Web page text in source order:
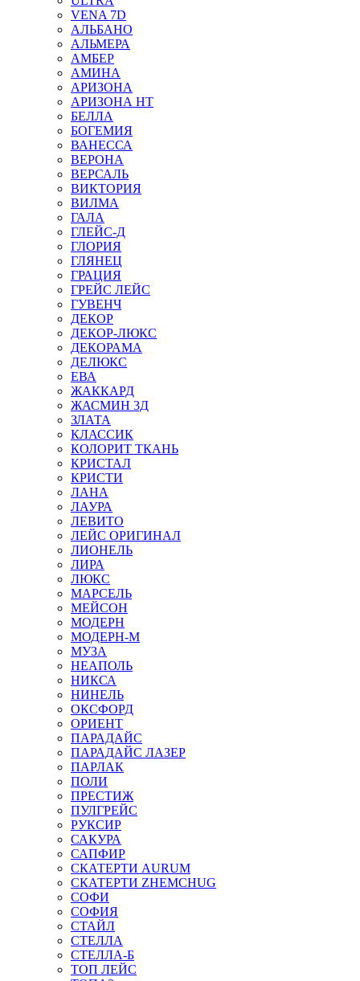
VENA 7D
АЛЬБАНО
АЛЬМЕРА
АМБЕР
АМИНА
АРИЗОНА
АРИЗОНА НТ
БЕЛЛА
БОГЕМИЯ
ВАНЕССА
ВЕРОНА
ВЕРСАЛЬ
ВИКТОРИЯ
ВИЛМА
ГАЛА
ГЛЕЙС-Д
ГЛОРИЯ
ГЛЯНЕЦ
ГРАЦИЯ
ГРЕЙС ЛЕЙС
ГУВЕНЧ
ДЕКОР
ДЕКОР-ЛЮКС
ДЕКОРАМА
ДЕЛЮКС
ЕВА
ЖАККАРД
ЖАСМИН 3Д
ЗЛАТА
КЛАССИК
КОЛОРИТ ТКАНЬ
КРИСТАЛ
КРИСТИ
ЛАНА
ЛАУРА
ЛЕВИТО
ЛЕЙС ОРИГИНАЛ
ЛИОНЕЛЬ
ЛИРА
ЛЮКС
МАРСЕЛЬ
МЕЙСОН
МОДЕРН
МОДЕРН-М
МУЗА
НЕАПОЛЬ
НИКСА
НИНЕЛЬ
ОКСФОРД
ОРИЕНТ
ПАРАДАЙС
ПАРАДАЙС ЛАЗЕР
ПАРЛАК
ПОЛИ
ПРЕСТИЖ
ПУЛГРЕЙС
РУКСИР
САКУРА
САПФИР
СКАТЕРТИ AURUM
СКАТЕРТИ ZHEMCHUG
СОФИ
СОФИЯ
СТАЙЛ
СТЕЛЛА
СТЕЛЛА-Б
ТОП ЛЕЙС